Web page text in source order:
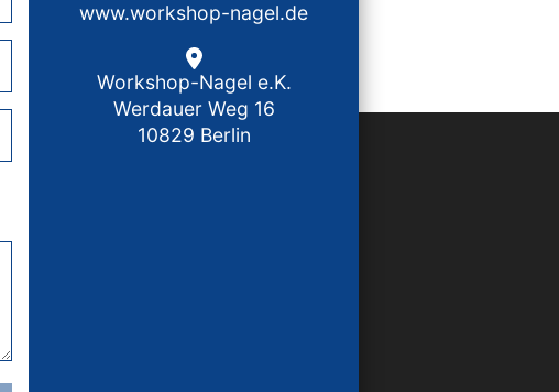
www.workshop-nagel.de
Workshop-Nagel e.K.
Werdauer Weg 16
10829 Berlin